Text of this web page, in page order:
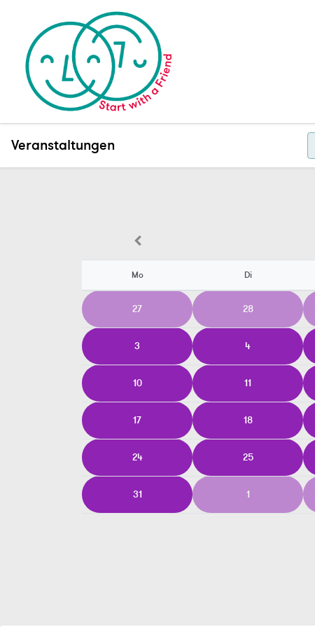
Veranstaltungen
Mo Di
27 28
3 4
10 11
17 18
24 25
31 1